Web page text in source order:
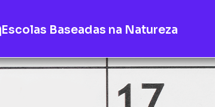
Escolas Baseadas na Natureza